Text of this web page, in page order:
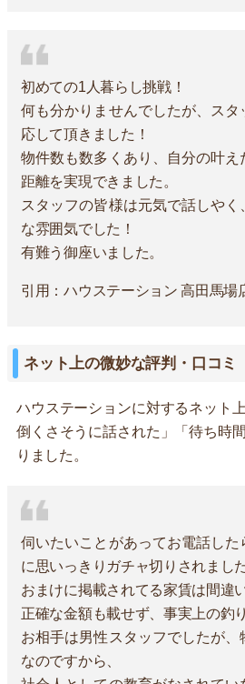
初めての1人暮らし挑戦！
何も分かりませんでしたが、ス
応して頂きました！
物件数も数多くあり、自分の叶
距離を実現できました。
スタッフの皆様は元気で話しや
な雰囲気でした！
有難う御座いました。
引用：ハウステーション 高田馬場
ネット上の微妙な評判・口コミ
ハウステーションに対するネット
倒くさそうに話された」「待ち時
りました。
伺いたいことがあってお電話し
に思いっきりガチャ切りされまし
おまけに掲載されてる家賃は間違い
正確な金額も載せず、事実上の釣
お相手は男性スタッフでしたが
なのですから、